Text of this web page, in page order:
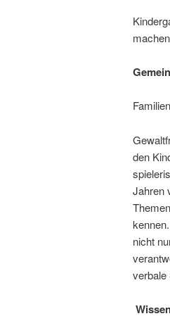
den
Jahren
nicht
verbale